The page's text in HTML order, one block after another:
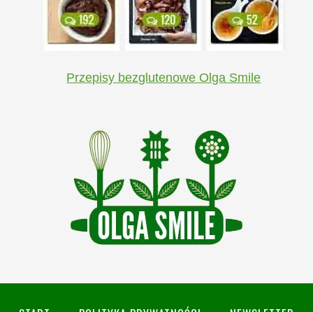
Przepisy bezglutenowe Olga Smile